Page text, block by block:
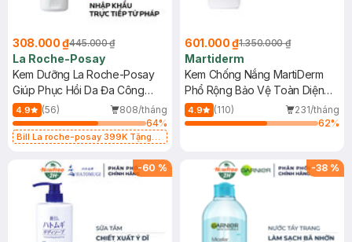
308.000 ₫445.000 ₫
La Roche-Posay
Kem Dưỡng La Roche-Posay
Giúp Phục Hồi Da Đa Công
Dụng 40ml
4.9 (56)
808/tháng
64%
Bill La roche-posay 399K Tặng
(SL có hạn)
601.000 ₫1.350.000 ₫
Martiderm
Kem Chống Nắng MartiDerm
Phổ Rộng Bảo Vệ Toàn Diện
40ml
4.9 (110)
231/tháng
62%
-60 % -38 %